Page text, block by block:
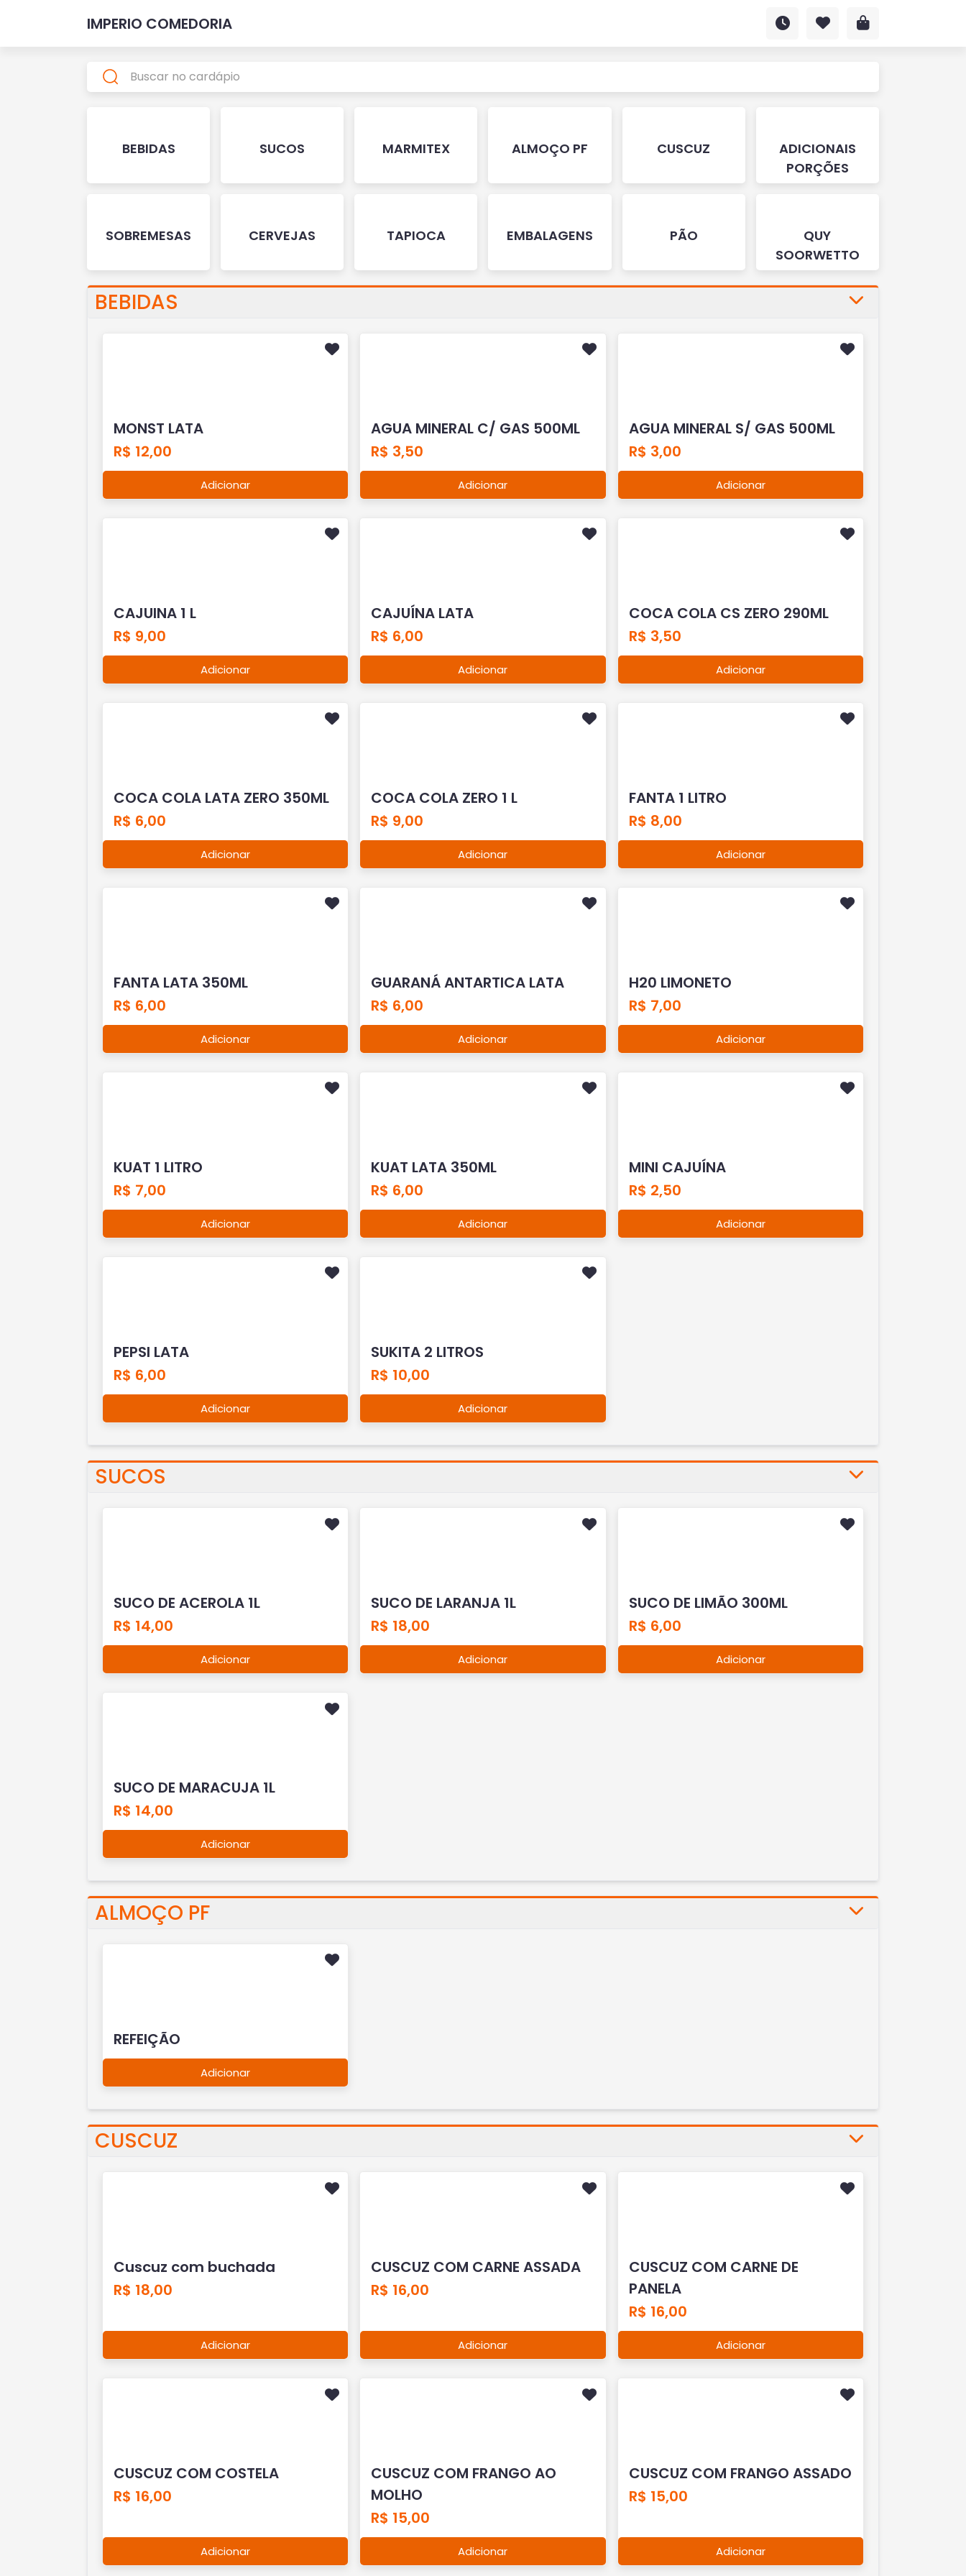
IMPERIO COMEDORIA
BEBIDAS SUCOS MARMITEX ALMOÇO PF CUSCUZ
ADICIONAIS
PORÇÕES
SOBREMESAS CERVEJAS TAPIOCA EMBALAGENS PÃO
QUY
SOORWETTO
BEBIDAS
MONST LATA
R$ 12,00
Adicionar
AGUA MINERAL C/ GAS 500ML
R$ 3,50
Adicionar
AGUA MINERAL S/ GAS 500ML
R$ 3,00
Adicionar
CAJUINA 1 L
R$ 9,00
Adicionar
CAJUÍNA LATA
R$ 6,00
Adicionar
COCA COLA CS ZERO 290ML
R$ 3,50
Adicionar
COCA COLA LATA ZERO 350ML
R$ 6,00
Adicionar
COCA COLA ZERO 1 L
R$ 9,00
Adicionar
FANTA 1 LITRO
R$ 8,00
Adicionar
FANTA LATA 350ML
R$ 6,00
Adicionar
GUARANÁ ANTARTICA LATA
R$ 6,00
Adicionar
H20 LIMONETO
R$ 7,00
Adicionar
KUAT 1 LITRO
R$ 7,00
Adicionar
KUAT LATA 350ML
R$ 6,00
Adicionar
MINI CAJUÍNA
R$ 2,50
Adicionar
PEPSI LATA
R$ 6,00
Adicionar
SUKITA 2 LITROS
R$ 10,00
Adicionar
SUCOS
SUCO DE ACEROLA 1L
R$ 14,00
Adicionar
SUCO DE LARANJA 1L
R$ 18,00
Adicionar
SUCO DE LIMÃO 300ML
R$ 6,00
Adicionar
SUCO DE MARACUJA 1L
R$ 14,00
Adicionar
ALMOÇO PF
REFEIÇÃO
Adicionar
CUSCUZ
Cuscuz com buchada
R$ 18,00
Adicionar
CUSCUZ COM CARNE ASSADA
R$ 16,00
Adicionar
CUSCUZ COM CARNE DE
PANELA
R$ 16,00
Adicionar
CUSCUZ COM COSTELA
R$ 16,00
Adicionar
CUSCUZ COM FRANGO AO
MOLHO
R$ 15,00
Adicionar
CUSCUZ COM FRANGO ASSADO
R$ 15,00
Adicionar